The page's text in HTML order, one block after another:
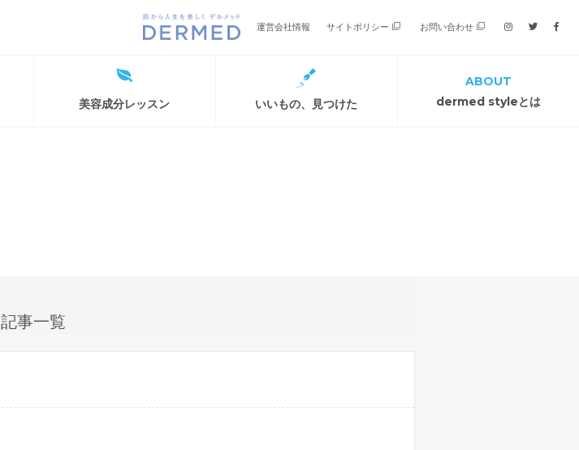
運営会社情報 サイトポリシー お問い合わせ
美容成分レッスン いいもの、見つけた
ABOUT
dermed styleとは
記事一覧